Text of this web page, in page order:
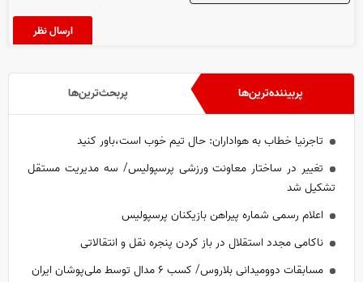
پربیننده‌ترین‌ها پربحث‌ترین‌ها
تاجرنیا خطاب به هواداران: حال تیم خوب است،باور کنید
تغییر در ساختار معاونت ورزشی پرسپولیس/ سه مدیریت مستقل
تشکیل شد
اعلام رسمی شماره پیراهن بازیکنان پرسپولیس
ناکامی مجدد استقلال در باز کردن پنجره نقل و انتقالاتی
مسابقات دوومیدانی بلاروس/ کسب ۶ مدال توسط ملی‌پوشان ایران